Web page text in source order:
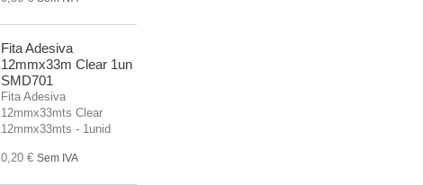
Fita Adesiva
12mmx33m Clear 1un
SMD701
Fita Adesiva
12mmx33mts Clear
12mmx33mts - 1unid
0,20 € Sem IVA